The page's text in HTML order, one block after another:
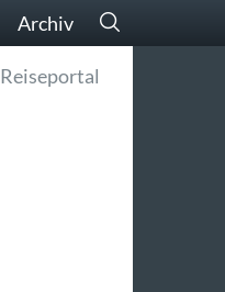
Archiv
Reiseportal